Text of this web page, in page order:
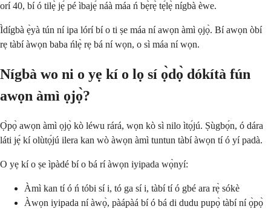
orí 40, bí ó tilẹ̀ jẹ́ pé ìbajẹ́ náà máa ń bẹ̀rẹ̀ tẹ́lẹ̀ nígbà èwe.
Ìdígbà ẹ̀yà tún ní ipa lórí bí o ti ṣe máa ní awọn àmì ọjọ̀. Bí awọn òbí
rẹ tàbí àwọn baba ńlẹ̀ rẹ bá ní wọn, o sì máa ní wọn.
Nígbà wo ni o yẹ kí o lọ sí ọ̀dọ̀ dókítà fún
awọn àmì ọjọ̀?
Ọ̀pọ̀ awọn àmì ọjọ̀ kò léwu rárá, wọn kò sì nilo ìtọ́jú. Ṣùgbọ́n, ó dára
láti jẹ́ kí olùtọ́jú ilera kan wò àwọn àmì tuntun tàbí àwọn tí ó yí padà.
O yẹ kí o ṣe ìpàdé bí o bá rí àwọn iyipada wọ̀nyí:
Àmì kan tí ó ń tóbi sí i, tó ga sí i, tàbí tí ó gbé ara rẹ̀ sókè
Àwọn iyipada ní àwọ̀, pàápàá bí ó bá di dudu pupọ̀ tàbí ní ọ̀pọ̀